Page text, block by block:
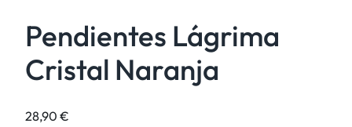
Pendientes Lágrima
Cristal Naranja
28,90 €